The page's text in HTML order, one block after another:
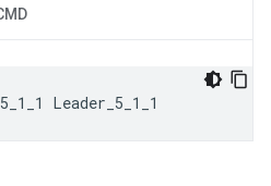
Leader_5_1_1